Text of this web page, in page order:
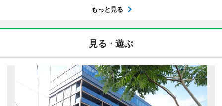
もっと見る
見る・遊ぶ